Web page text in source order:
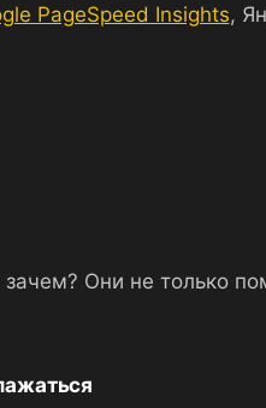
PageSpeed Insights,
Они не только